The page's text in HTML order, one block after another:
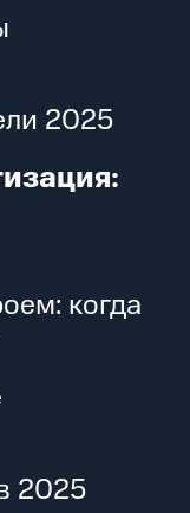
2025
когда
2025